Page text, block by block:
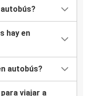
hay en
autobús?
viajar a